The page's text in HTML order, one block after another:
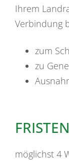
Ihrem
Verbindung
zum
zu
FRISTEN
möglichst 4